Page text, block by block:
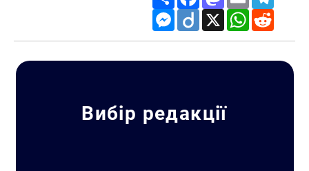
Messenger
Diigo X WhatsApp
Вибір редакції